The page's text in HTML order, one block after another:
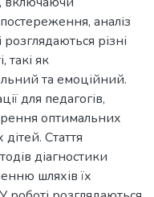
аналіз
розглядаються різні
такі як
та емоційний.
для педагогів,
оптимальних
Стаття
діагностики
шляхів їх